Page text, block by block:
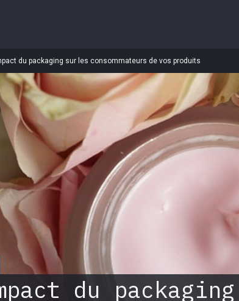
du
du packaging sur les consommateurs de vos produits